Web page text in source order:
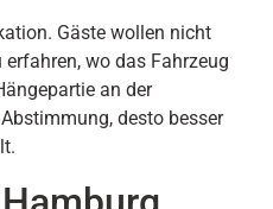
Gäste wollen nicht
wo das Fahrzeug
an der
desto besser